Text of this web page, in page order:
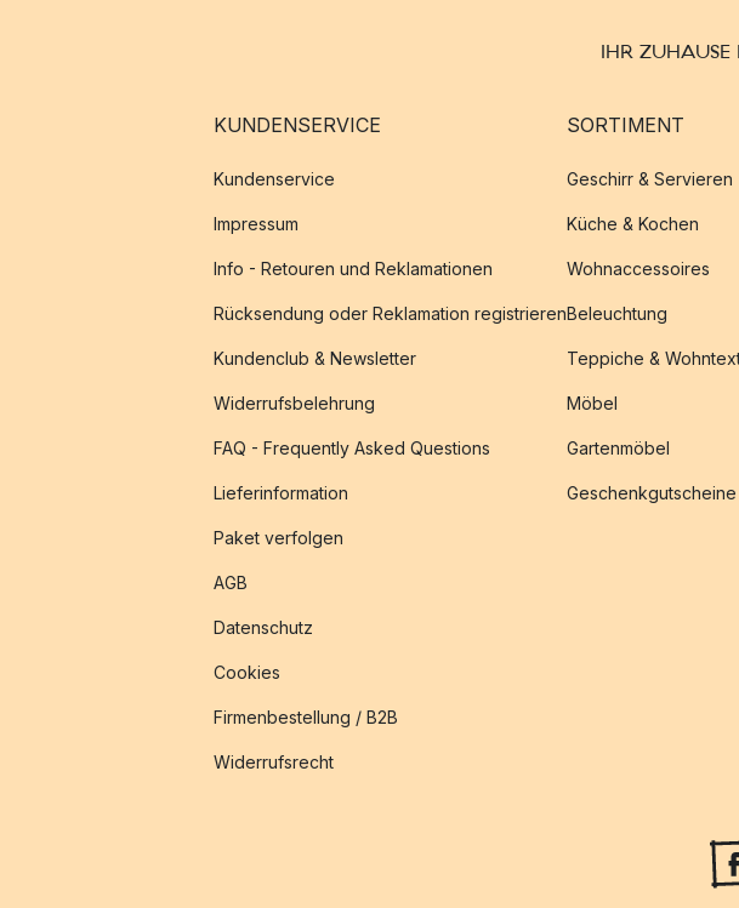
IHR ZUHAUSE
KUNDENSERVICE
Kundenservice
Impressum
Info - Retouren und Reklamationen
Rücksendung oder Reklamation registrieren
Kundenclub & Newsletter
Widerrufsbelehrung
FAQ - Frequently Asked Questions
Lieferinformation
Paket verfolgen
AGB
Datenschutz
Cookies
Firmenbestellung / B2B
Widerrufsrecht
SORTIMENT
Geschirr & Servieren
Küche & Kochen
Wohnaccessoires
Beleuchtung
Teppiche &
Möbel
Gartenmöbel
Geschenkgutscheine